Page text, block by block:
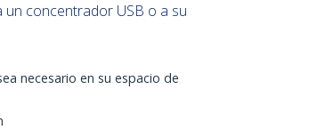
un concentrador USB o a su
necesario en su espacio de